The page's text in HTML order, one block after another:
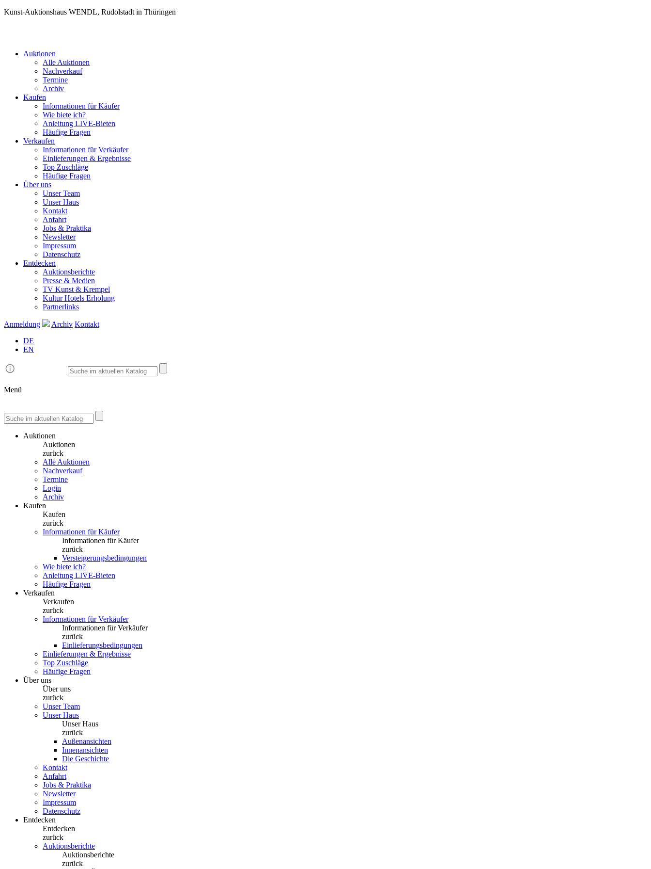
Kunst-Auktionshaus WENDL, Rudolstadt in Thüringen
Auktionen
Alle Auktionen
Nachverkauf
Termine
Archiv
Kaufen
Informationen für Käufer
Wie biete ich?
Anleitung LIVE-Bieten
Häufige Fragen
Verkaufen
Informationen für Verkäufer
Einlieferungen & Ergebnisse
Top Zuschläge
Häufige Fragen
Über uns
Unser Team
Unser Haus
Kontakt
Anfahrt
Jobs & Praktika
Newsletter
Impressum
Datenschutz
Entdecken
Auktionsberichte
Presse & Medien
TV Kunst & Krempel
Kultur Hotels Erholung
Partnerlinks
Anmeldung Archiv Kontakt
DE
EN
Menü
Auktionen
Auktionen
zurück
Alle Auktionen
Nachverkauf
Termine
Login
Archiv
Kaufen
Kaufen
zurück
Informationen für Käufer
Informationen für Käufer
zurück
Versteigerungsbedingungen
Wie biete ich?
Anleitung LIVE-Bieten
Häufige Fragen
Verkaufen
Verkaufen
zurück
Informationen für Verkäufer
Informationen für Verkäufer
zurück
Einlieferungsbedingungen
Einlieferungen & Ergebnisse
Top Zuschläge
Häufige Fragen
Über uns
Über uns
zurück
Unser Team
Unser Haus
Unser Haus
zurück
Außenansichten
Innenansichten
Die Geschichte
Kontakt
Anfahrt
Jobs & Praktika
Newsletter
Impressum
Datenschutz
Entdecken
Entdecken
zurück
Auktionsberichte
Auktionsberichte
zurück